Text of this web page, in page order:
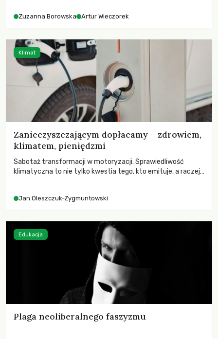
Zuzanna Borowska Artur Wieczorek
Zanieczyszczającym dopłacamy – zdrowiem,
klimatem, pieniędzmi
Sabotaż transformacji w motoryzacji. Sprawiedliwość
klimatyczna to nie tylko kwestia tego, kto emituje, a raczej
Jan Oleszczuk-Zygmuntowski
Klimat
Plaga neoliberalnego faszyzmu
Edukacja